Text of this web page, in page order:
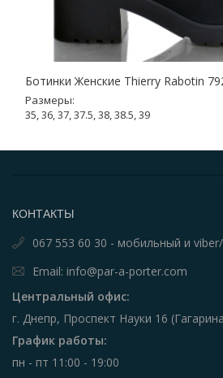
Ботинки Женские Thierry Rabotin
Размеры:
35, 36, 37, 37.5, 38, 38.5, 39
КОНТАКТЫ
067 553 60 30 - мобильный и
Email: info@par-a-porter.com
Центральный офис:
г. Днепр, Проспект Науки 16
График работы:
пн - пт 11:00 - 19:00